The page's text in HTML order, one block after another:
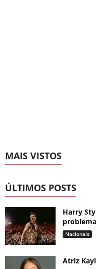
MAIS VISTOS
ÚLTIMOS POSTS
Harry
Nacionais
Atriz